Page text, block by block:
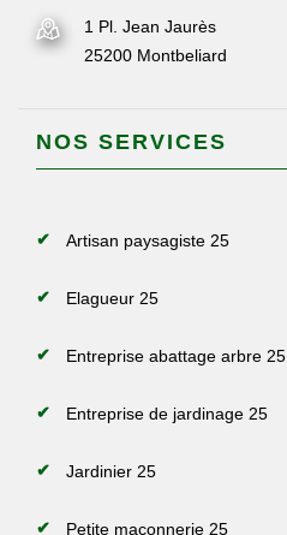
1 Pl. Jean Jaurès
25200 Montbeliard
NOS SERVICES
Artisan paysagiste 25
Elagueur 25
Entreprise abattage arbre 25
Entreprise de jardinage 25
Jardinier 25
Petite maçonnerie 25